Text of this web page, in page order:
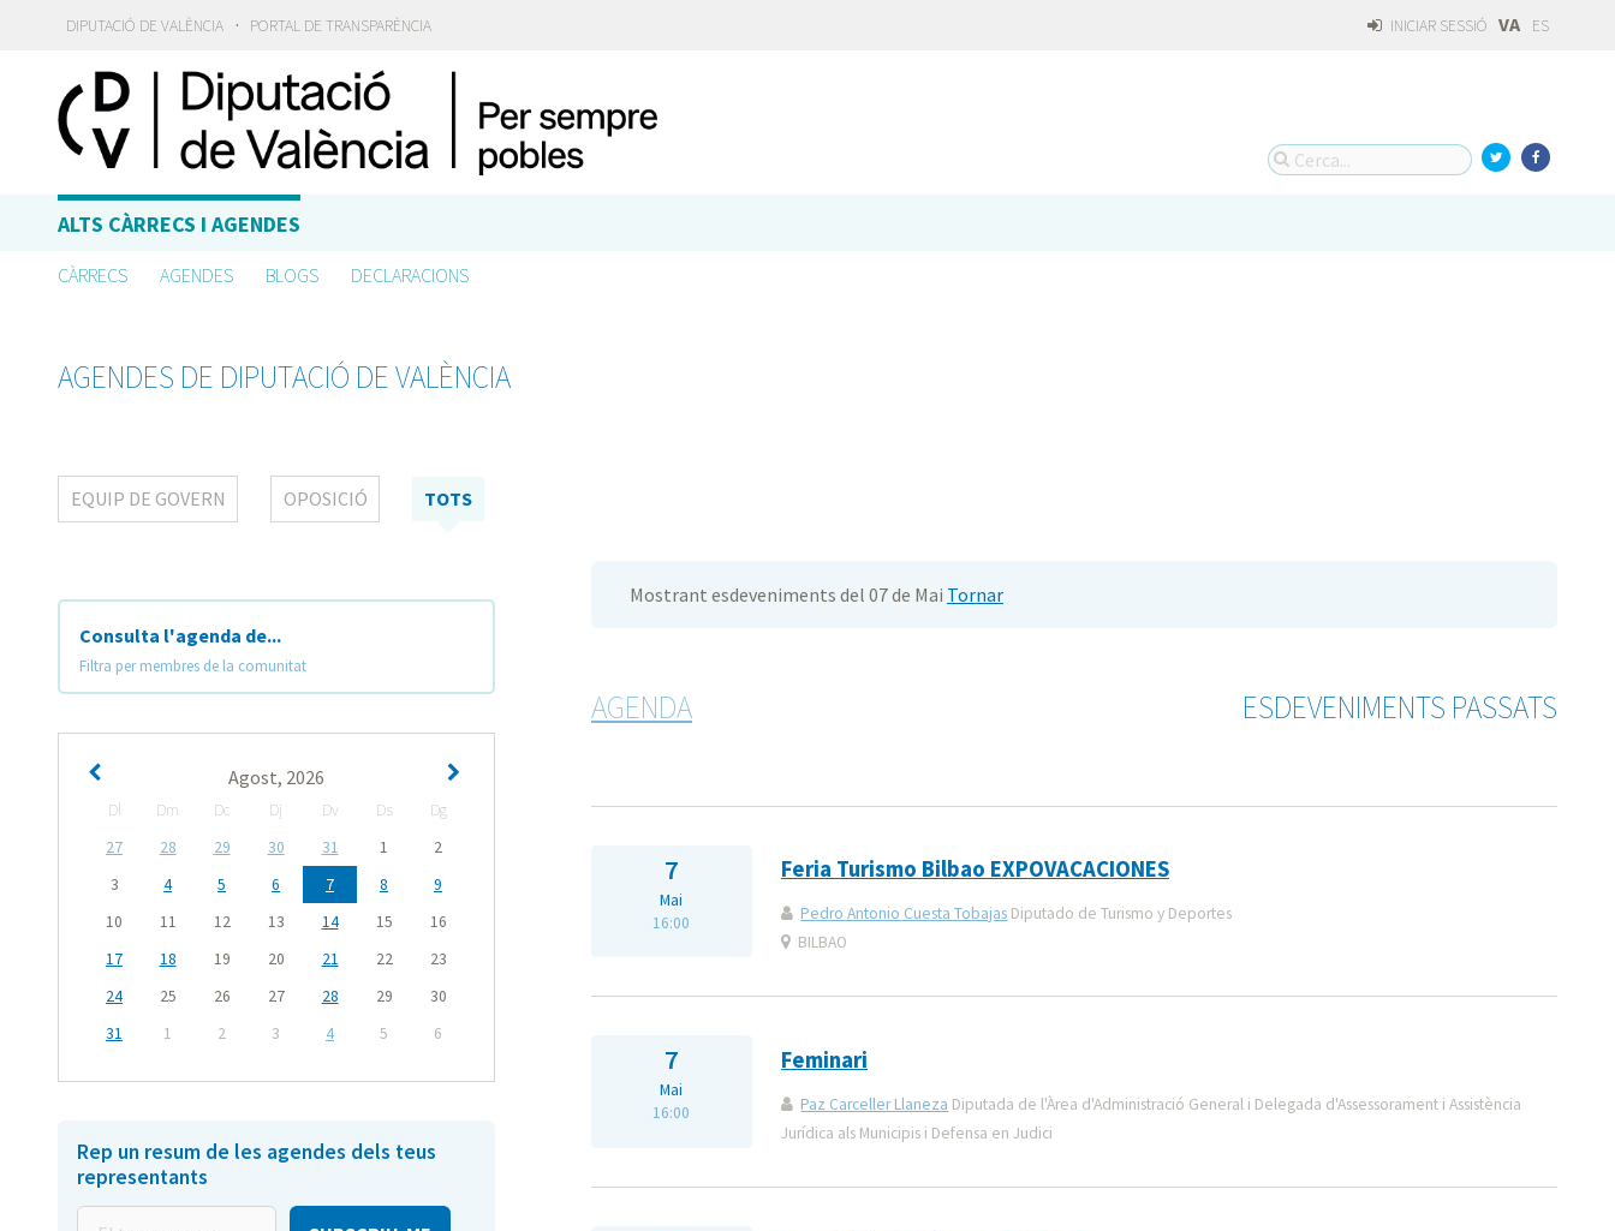
DIPUTACIÓ DE VALÈNCIA · PORTAL DE TRANSPARÈNCIA INICIAR SESSIÓ VA ES
ALTS CÀRRECS I AGENDES
CÀRRECS AGENDES BLOGS DECLARACIONS
AGENDES DE DIPUTACIÓ DE VALÈNCIA
EQUIP DE GOVERN OPOSICIÓ TOTS
Consulta l'agenda de...
Filtra per membres de la comunitat
Agost, 2026
Dl Dm Dc Dj Dv Ds
Dg
27
28 29 30 31 1
2
3
4 5 6 7 8
9
10
11 12 13 14 15
16
17
18 19 20 21 22
23
24
25 26 27 28 29
30
31
1 2 3 4 5 6
Rep un resum de les agendes dels teus
representants
Mostrant esdeveniments del 07 de Mai Tornar
AGENDA ESDEVENIMENTS PASSATS
7
Mai
16:00
Feria Turismo Bilbao EXPOVACACIONES
Pedro Antonio Cuesta Tobajas Diputado de Turismo y Deportes
BILBAO
7
Mai
16:00
Feminari
Paz Carceller Llaneza Diputada de l'Àrea d'Administració General i Delegada d'Assessorament i Assistència
Jurídica als Municipis i Defensa en Judici